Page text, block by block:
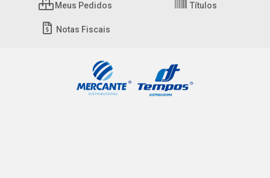
Meus Pedidos Títulos
Notas Fiscais